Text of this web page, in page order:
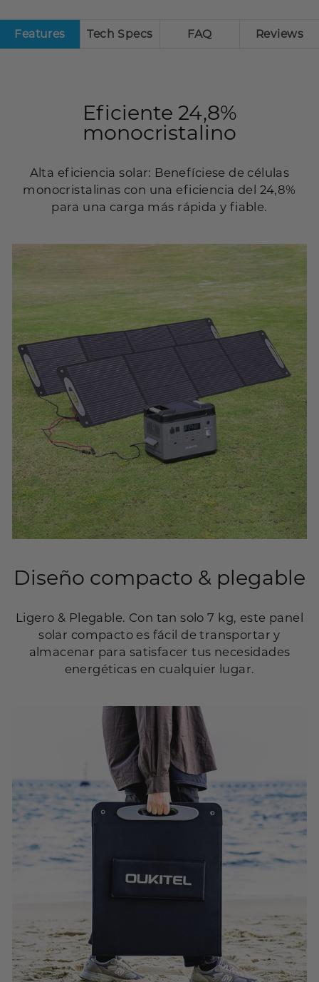
Features Tech Specs FAQ Reviews
Eficiente 24,8%
monocristalino
Alta eficiencia solar: Benefíciese de células
monocristalinas con una eficiencia del 24,8%
para una carga más rápida y fiable.
Diseño compacto & plegable
Ligero & Plegable. Con tan solo 7 kg, este panel
solar compacto es fácil de transportar y
almacenar para satisfacer tus necesidades
energéticas en cualquier lugar.